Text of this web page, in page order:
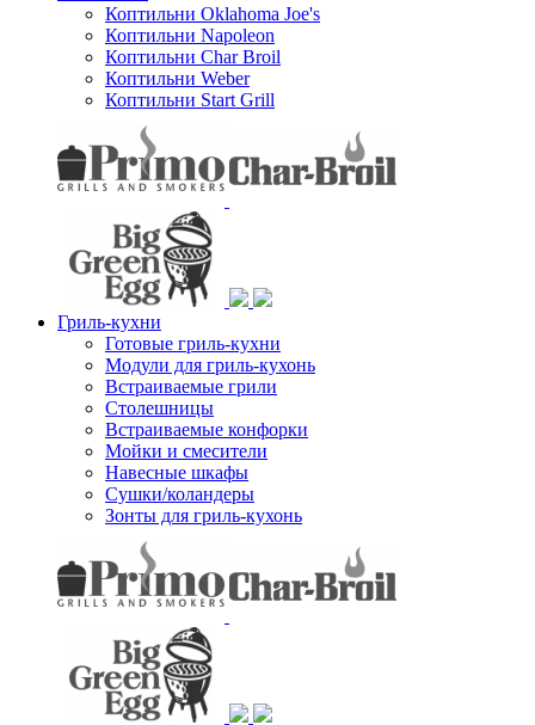
Коптильни Oklahoma Joe's
Коптильни Napoleon
Коптильни Char Broil
Коптильни Weber
Коптильни Start Grill
Гриль-кухни
Готовые гриль-кухни
Модули для гриль-кухонь
Встраиваемые грили
Столешницы
Встраиваемые конфорки
Мойки и смесители
Навесные шкафы
Сушки/коландеры
Зонты для гриль-кухонь